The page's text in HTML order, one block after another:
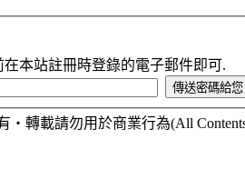
本站註冊時登錄的電子郵件即可.
‧轉載請勿用於商業行為(All Contents